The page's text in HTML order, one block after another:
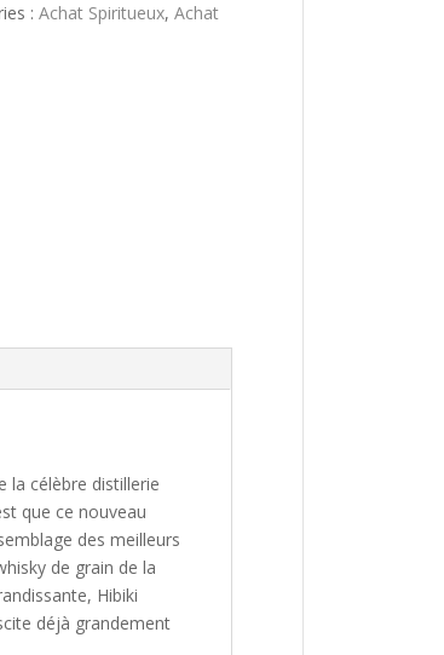
:Achat Spiritueux,Achat
la célèbre distillerie
que ce nouveau
des meilleurs
de grain de la
Hibiki
déjà grandement